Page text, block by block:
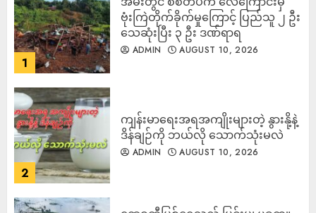
1
ဗုံးကြဲတိုက်ခိုက်မှုကြောင့် ပြည်သူ ၂ ဦး
သေဆုံးပြီး ၃ ဦး ဒဏ်ရာရ
ADMIN AUGUST 10, 2026
2
ကျန်းမာရေးအရအကျိုးများတဲ့ နွားနို့နဲ့
ဒိန်ချဉ်ကို ဘယ်လို သောက်သုံးမလဲ
ADMIN AUGUST 10, 2026